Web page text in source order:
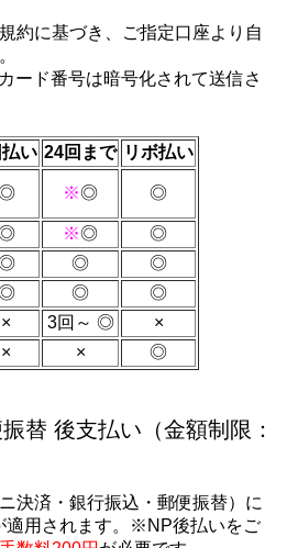
約に基づき、ご指定口座より自
ード番号は暗号化されて送信さ
い 24回まで リボ払い
※◎ ◎
※◎
◎
◎
◎
◎
◎
× 3回～ ◎
×
× ×
◎
替 後支払い（金額制限：
決済・銀行振込・郵便振替）に
適用されます。※NP後払いをご